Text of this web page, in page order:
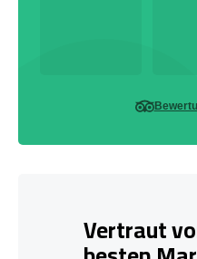
Vertraut